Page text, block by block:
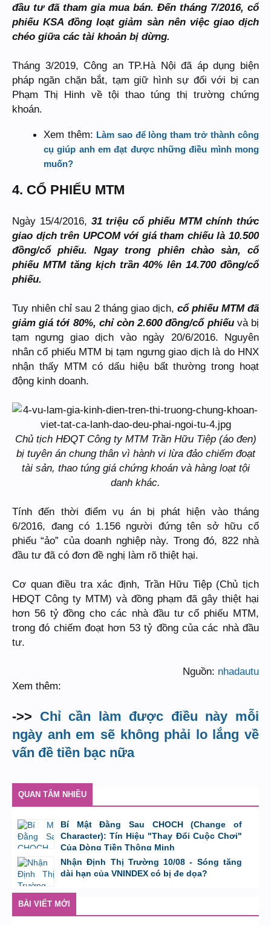
đầu tư đã tham gia mua bán. Đến tháng 7/2016, cổ
phiếu KSA đồng loạt giảm sàn nên việc giao dịch
chéo giữa các tài khoản bị dừng.
Tháng 3/2019, Công an TP.Hà Nội đã áp dụng biện
pháp ngăn chặn bắt, tạm giữ hình sự đối với bị can
Phạm Thị Hinh về tội thao túng thị trường chứng
khoán.
Xem thêm: Làm sao để lòng tham trở thành công
cụ giúp anh em đạt được những điều mình mong
muốn?
4. CỔ PHIẾU MTM
Ngày 15/4/2016, 31 triệu cổ phiếu MTM chính thức
giao dịch trên UPCOM với giá tham chiếu là 10.500
đồng/cổ phiếu. Ngay trong phiên chào sàn, cổ
phiếu MTM tăng kịch trần 40% lên 14.700 đồng/cổ
phiếu.
Tuy nhiên chỉ sau 2 tháng giao dịch, cổ phiếu MTM đã
giảm giá tới 80%, chỉ còn 2.600 đồng/cổ phiếuvà bị
tạm ngưng giao dịch vào ngày 20/6/2016. Nguyên
nhân cổ phiếu MTM bị tạm ngưng giao dịch là do HNX
nhận thấy MTM có dấu hiệu bất thường trong hoạt
động kinh doanh.
Chủ tịch HĐQT Công ty MTM Trần Hữu Tiệp (áo đen)
bị tuyên án chung thân vì hành vi lừa đảo chiếm đoạt
tài sản, thao túng giá chứng khoán và hàng loạt tội
danh khác.
Tính đến thời điểm vụ án bị phát hiện vào tháng
6/2016, đang có 1.156 người đứng tên sở hữu cổ
phiếu “ảo” của doanh nghiệp này. Trong đó, 822 nhà
đầu tư đã có đơn đề nghị làm rõ thiệt hại.
Cơ quan điều tra xác định, Trần Hữu Tiệp (Chủ tịch
HĐQT Công ty MTM) và đồng phạm đã gây thiệt hại
hơn 56 tỷ đồng cho các nhà đầu tư cổ phiếu MTM,
trong đó chiếm đoạt hơn 53 tỷ đồng của các nhà đầu
tư.
Nguồn: nhadautu
Xem thêm:
->> Chỉ cần làm được điều này mỗi
ngày anh em sẽ không phải lo lắng về
vấn đề tiền bạc nữa
QUAN TÂM NHIỀU
Bí Mật Đằng Sau CHOCH (Change of
Character): Tín Hiệu "Thay Đổi Cuộc Chơi"
Của Dòng Tiền Thông Minh
bởi Tuấn Thành,8/8/26 lúc 11:11
Nhận Định Thị Trường 10/08 - Sóng tăng
dài hạn của VNINDEX có bị đe dọa?
BÀI VIẾT MỚI